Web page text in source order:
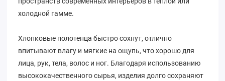
холодной гамме.
Хлопковые полотенца быстро сохнут, отлично
впитывают влагу и мягкие на ощупь, что хорошо для
лица, рук, тела, волос и ног. Благодаря использованию
высококачественного сырья, изделия долго сохраняют